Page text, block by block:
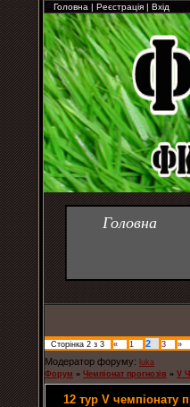
Головна | Реєстрація | Вхід
Головна
Сторінка 2 з 3 « 1 2 3 »
Модератор форуму: luka
Форум » Чемпіонат прогнозів » V
12 тур V чемпіонату